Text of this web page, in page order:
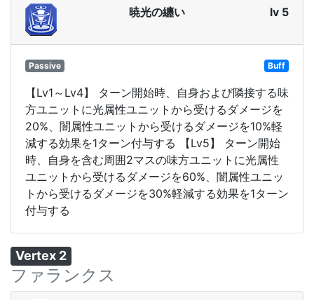
暁光の纏い lv 5
Passive Buff
【Lv1～Lv4】 ターン開始時、自身および隣接する味
方ユニットに光属性ユニットから受けるダメージを
20%、闇属性ユニットから受けるダメージを10%軽
減する効果を1ターン付与する 【Lv5】 ターン開始
時、自身を含む周囲2マスの味方ユニットに光属性
ユニットから受けるダメージを60%、闇属性ユニッ
トから受けるダメージを30%軽減する効果を1ターン
付与する
Vertex 2
ファランクス